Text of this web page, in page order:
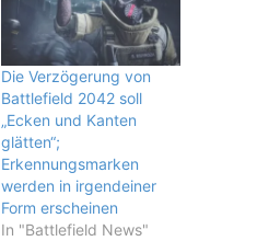
Die Verzögerung von
Battlefield 2042 soll
„Ecken und Kanten
glätten“;
Erkennungsmarken
werden in irgendeiner
Form erscheinen
In "Battlefield News"